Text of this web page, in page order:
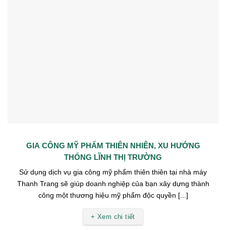
GIA CÔNG MỸ PHẨM THIÊN NHIÊN, XU HƯỚNG
THỐNG LĨNH THỊ TRƯỜNG
Sử dụng dịch vụ gia công mỹ phẩm thiên thiên tại nhà máy
Thanh Trang sẽ giúp doanh nghiệp của bạn xây dựng thành
công một thương hiệu mỹ phẩm độc quyền [...]
+ Xem chi tiết